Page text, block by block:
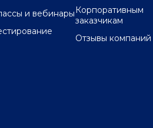
и вебинары Корпоративным
заказчикам
Отзывы компаний